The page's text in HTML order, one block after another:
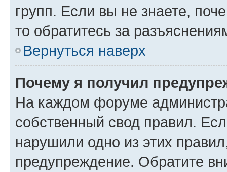
групп. Если вы не знаете,
то обратитесь за
Вернуться наверх
Почему я получил
На каждом форуме
собственный свод правил.
нарушили одно из этих
предупреждение. Обратите